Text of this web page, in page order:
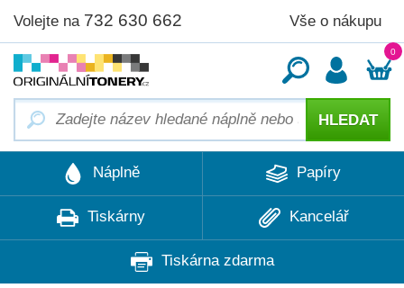
Volejte na 732 630 662 Vše o nákupu
0
Náplně Papíry
Tiskárny Kancelář
Tiskárna zdarma